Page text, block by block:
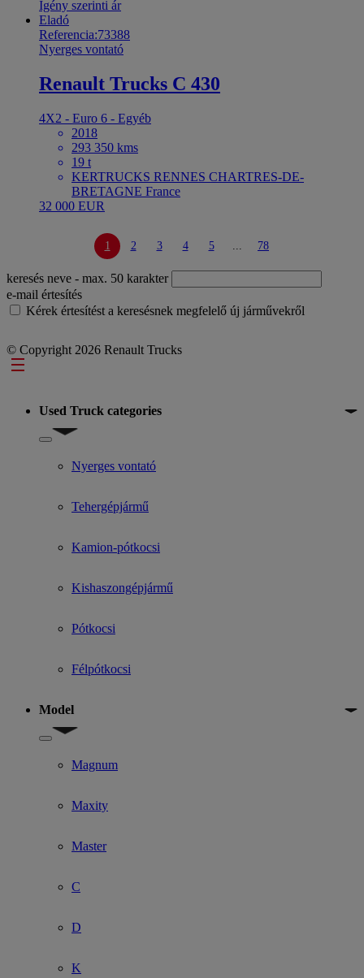
Igény szerinti ár
Eladó
Referencia:73388
Nyerges vontató
Renault Trucks C 430
4X2 - Euro 6 - Egyéb
2018
293 350 kms
19 t
KERTRUCKS RENNES CHARTRES-DE-
BRETAGNE France
32 000 EUR
1 2 3 4 5 ... 78
keresés neve - max. 50 karakter
e-mail értesítés
Kérek értesítést a keresésnek megfelelő új járművekről
© Copyright 2026 Renault Trucks
Footer
Used Truck categories
Show submenu for Used Truck categories
Nyerges vontató
Tehergépjármű
Kamion-pótkocsi
Kishaszongépjármű
Pótkocsi
Félpótkocsi
Model
Show submenu for Model
Magnum
Maxity
Master
C
D
K